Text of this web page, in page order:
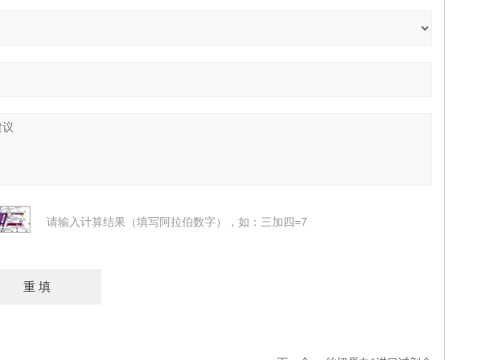
请输入计算结果（填写阿拉伯数字），如：三加四=7